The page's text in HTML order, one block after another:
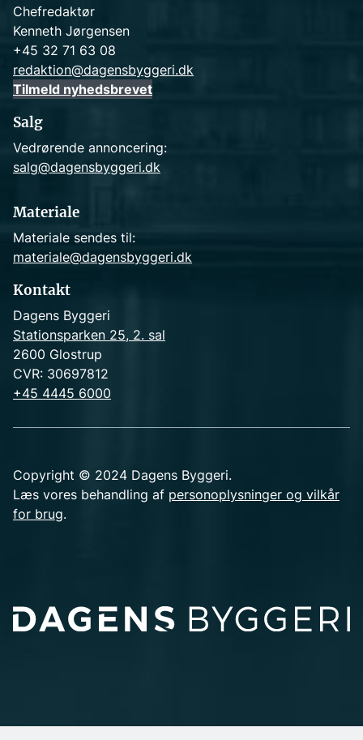
Chefredaktør
Kenneth Jørgensen
+45 32 71 63 08
redaktion@dagensbyggeri.dk
Tilmeld nyhedsbrevet
Salg
Vedrørende annoncering:
salg@dagensbyggeri.dk
Materiale
Materiale sendes til:
materiale@dagensbyggeri.dk
Kontakt
Dagens Byggeri
Stationsparken 25, 2. sal
2600 Glostrup
CVR: 30697812
+45 4445 6000
Copyright © 2024 Dagens Byggeri.
Læs vores behandling af personoplysninger og vilkår
for brug.